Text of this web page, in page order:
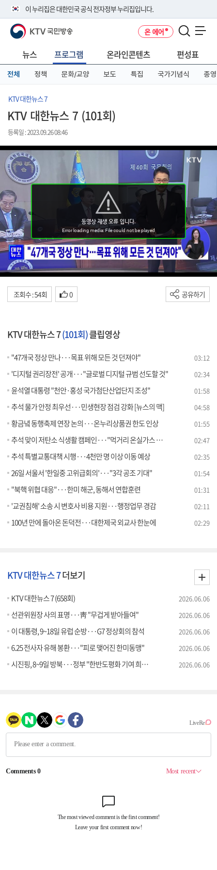
이 누리집은 대한민국 공식 전자정부 누리집입니다.
공식 누리집 주소 확인하기
니다.
이밖에 or.kr 또는 .kr등 다른 도메인 주소를 사용하고 있다면 아래 URL에
서 도메인 주소를 확인해 보세요
KTV 국민방송 온 에어
뉴스 프로그램 온라인콘텐츠 편성표
전체 정책 문화/교양 보도 특집 국가기념식 종영
KTV 대한뉴스 7
KTV 대한뉴스 7 (101회)
등록일 : 2023.09.26 08:46
조회수 : 54회 0 공유하기
KTV 대한뉴스 7(101회)클립영상
"47개국 정상 만나···목표 위해 모든 것 던져야" 03:12
'디지털 권리장전' 공개···"글로벌 디지털 규범 선도할 것" 02:34
윤석열 대통령 "천안·홍성 국가첨단산업단지 조성" 01:58
추석 물가 안정 최우선···민생현장 점검 강화 [뉴스의 맥] 04:58
황금녘 동행축제 연장 논의···온누리상품권 한도 인상 01:55
추석 맞이 저탄소 식생활 캠페인···"먹거리 온실가스 감축" [정책현장+] 02:47
추석 특별교통대책 시행···4천만 명 이상 이동 예상 02:35
26일 서울서 '한일중 고위급회의'···"3각 공조 기대" 01:54
"북핵 위협 대응"···한미 해군, 동해서 연합훈련 01:31
'교권침해' 소송 시 변호사 비용 지원···행정업무 경감 02:11
100년 만에 돌아온 돈덕전···대한제국 외교사 한눈에 02:29
KTV 대한뉴스 7더보기
KTV 대한뉴스 7 (658회) 2026.06.06
선관위원장 사의 표명···靑 "무겁게 받아들여" 2026.06.06
이 대통령, 9~18일 유럽 순방···G7 정상회의 참석 2026.06.06
6.25 전사자 유해 봉환···"피로 맺어진 한미동맹" 2026.06.06
시진핑, 8~9일 방북···정부 "한반도평화 기여 희망" 2026.06.06